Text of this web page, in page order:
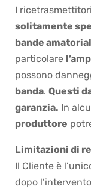
I
solitamente
bande
particolare
possono
banda. Questi
garanzia. In
produttore
Limitazioni di
Il Cliente è
dopo